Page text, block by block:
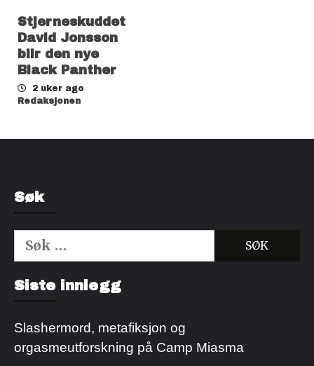
Stjerneskuddet
David Jonsson
blir den nye
Black Panther
2 uker ago
Redaksjonen
Søk
Søk
etter:
Siste innlegg
Slashermord, metafiksjon og
orgasmeutforskning på Camp Miasma